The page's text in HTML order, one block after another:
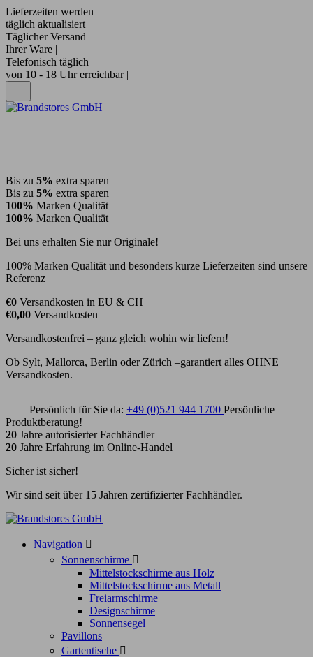
Lieferzeiten werden
täglich aktualisiert |
Täglicher Versand
Ihrer Ware |
Telefonisch täglich
von 10 - 18 Uhr erreichbar |
Bis zu 5% extra sparen
Bis zu 5% extra sparen
100% Marken Qualität
100% Marken Qualität
Bei uns erhalten Sie nur Originale!
100% Marken Qualität und besonders kurze Lieferzeiten sind unsere
Referenz
€0 Versandkosten in EU & CH
€0,00 Versandkosten
Versandkostenfrei – ganz gleich wohin wir liefern!
Ob Sylt, Mallorca, Berlin oder Zürich –garantiert alles OHNE
Versandkosten.
Persönlich für Sie da: +49 (0)521 944 1700 Persönliche
Produktberatung!
20 Jahre autorisierter Fachhändler
20 Jahre Erfahrung im Online-Handel
Sicher ist sicher!
Wir sind seit über 15 Jahren zertifizierter Fachhändler.
Navigation 
Sonnenschirme 
Mittelstockschirme aus Holz
Mittelstockschirme aus Metall
Freiarmschirme
Designschirme
Sonnensegel
Pavillons
Gartentische 